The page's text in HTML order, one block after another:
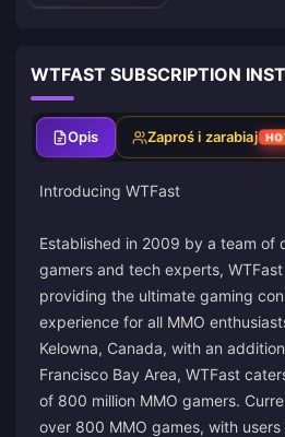
WTFAST SUBSCRIPTION
Opis Zaproś i zarabiaj
Introducing WTFast
Established in 2009 by a team of
gamers and tech experts,
providing the ultimate gaming
experience for all MMO
Kelowna, Canada, with an
Francisco Bay Area, WTFast
of 800 million MMO gamers.
over 800 MMO games, with